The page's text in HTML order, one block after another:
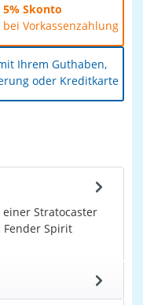
5% Skonto
bei Vorkassenzahlung
Ihrem Guthaben,
oder Kreditkarte
Stratocaster
Spirit